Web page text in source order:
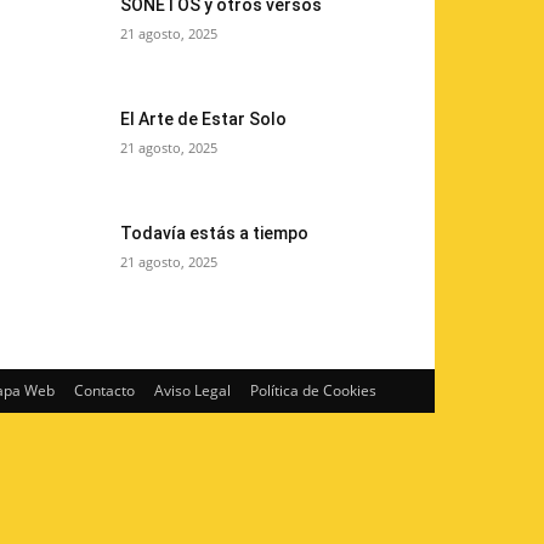
SONETOS y otros versos
21 agosto, 2025
El Arte de Estar Solo
21 agosto, 2025
Todavía estás a tiempo
21 agosto, 2025
Web Contacto Aviso Legal Política de Cookies